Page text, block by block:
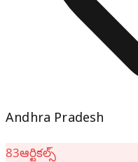
Andhra Pradesh
83ఆర్టికల్స్